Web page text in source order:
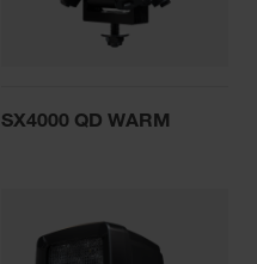
SX4000 QD WARM